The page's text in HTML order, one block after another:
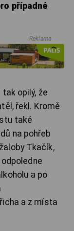
případné
Reklama
opilý, že
řekl. Kromě
také
na pohřeb
Tkačík,
a po
a z místa